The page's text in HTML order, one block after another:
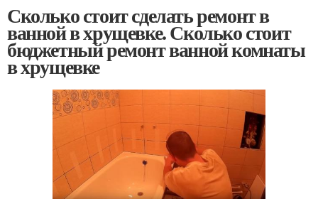
Сколько стоит сделать ремонт в
ванной в хрущевке. Сколько стоит
бюджетный ремонт ванной комнаты
в хрущевке